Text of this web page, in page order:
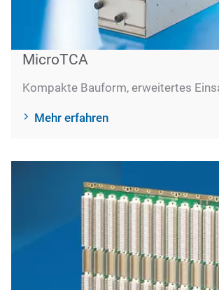
MicroTCA
Kompakte Bauform, erweitertes
Mehr erfahren